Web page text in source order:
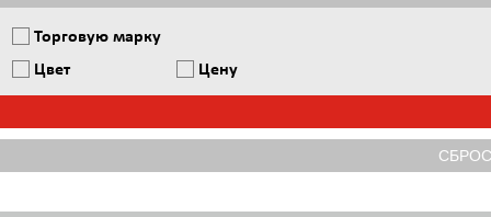
Торговую марку
Цвет
Цену